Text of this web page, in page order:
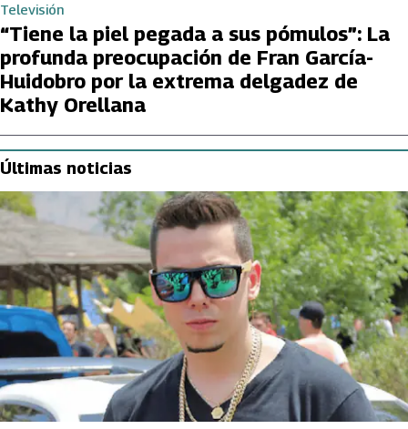
Televisión
“Tiene la piel pegada a sus pómulos”: La
profunda preocupación de Fran García-
Huidobro por la extrema delgadez de
Kathy Orellana
Últimas noticias